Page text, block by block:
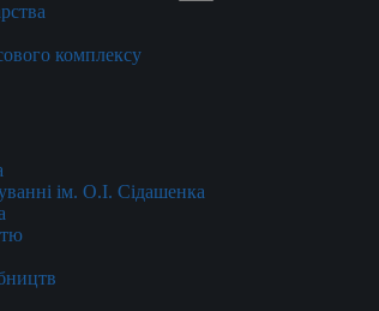
комплексу
ім. О.І. Сідашенка